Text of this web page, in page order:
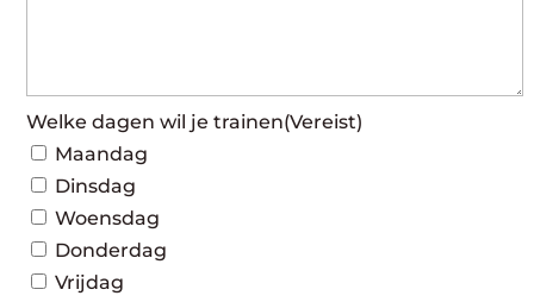
Welke dagen wil je trainen(Vereist)
Maandag
Dinsdag
Woensdag
Donderdag
Vrijdag